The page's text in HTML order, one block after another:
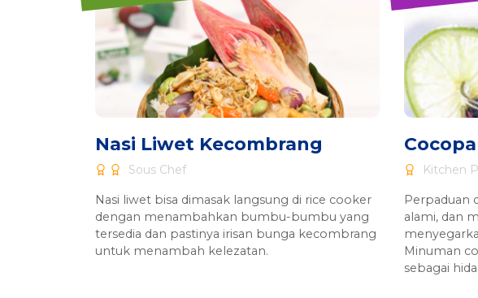
Nasi Liwet Kecombrang
Sous Chef
Nasi liwet bisa dimasak langsung di rice cooker
dengan menambahkan bumbu-bumbu yang
tersedia dan pastinya irisan bunga kecombrang
untuk menambah kelezatan.
Kitchen
Perpaduan
alami, dan
Minuman
sebagai